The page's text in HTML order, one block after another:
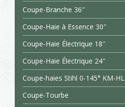
Coupe-Branche 36″
Coupe-Haie à Essence 30″
Coupe-Haie Électrique 18″
Coupe-Haie Électrique 24″
Coupe-haies Stihl 0-145° KM-HL
Coupe-Tourbe